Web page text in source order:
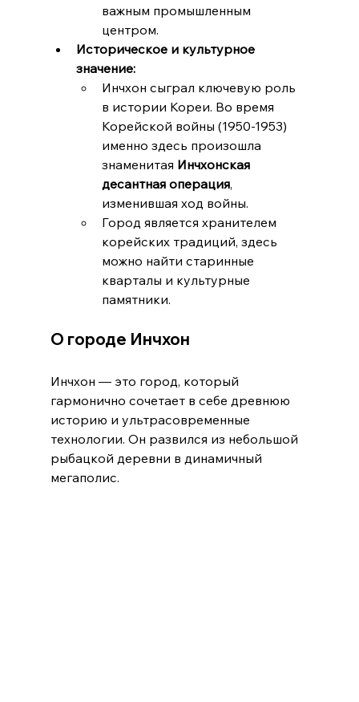
важным промышленным
центром.
Историческое и культурное
значение:
Инчхон сыграл ключевую роль
в истории Кореи. Во время
Корейской войны (1950-1953)
именно здесь произошла
знаменитая Инчхонская
десантная операция,
изменившая ход войны.
Город является хранителем
корейских традиций, здесь
можно найти старинные
кварталы и культурные
памятники.
О городе Инчхон
Инчхон — это город, который
гармонично сочетает в себе древнюю
историю и ультрасовременные
технологии. Он развился из небольшой
рыбацкой деревни в динамичный
мегаполис.